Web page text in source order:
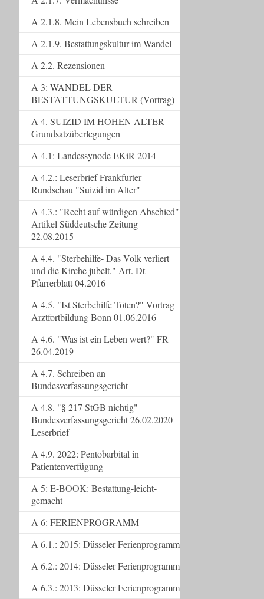
A 2.1.8. Mein Lebensbuch schreiben
A 2.1.9. Bestattungskultur im Wandel
A 2.2. Rezensionen
A 3: WANDEL DER
BESTATTUNGSKULTUR (Vortrag)
A 4. SUIZID IM HOHEN ALTER
Grundsatzüberlegungen
A 4.1: Landessynode EKiR 2014
A 4.2.: Leserbrief Frankfurter
Rundschau "Suizid im Alter"
A 4.3.: "Recht auf würdigen Abschied"
Artikel Süddeutsche Zeitung
22.08.2015
A 4.4. "Sterbehilfe- Das Volk verliert
und die Kirche jubelt." Art. Dt
Pfarrerblatt 04.2016
A 4.5. "Ist Sterbehilfe Töten?" Vortrag
Arztfortbildung Bonn 01.06.2016
A 4.6. "Was ist ein Leben wert?" FR
26.04.2019
A 4.7. Schreiben an
Bundesverfassungsgericht
A 4.8. "§ 217 StGB nichtig"
Bundesverfassungsgericht 26.02.2020
Leserbrief
A 4.9. 2022: Pentobarbital in
Patientenverfügung
A 5: E-BOOK: Bestattung-leicht-
gemacht
A 6: FERIENPROGRAMM
A 6.1.: 2015: Düsseler Ferienprogramm
A 6.2.: 2014: Düsseler Ferienprogramm
A 6.3.: 2013: Düsseler Ferienprogramm